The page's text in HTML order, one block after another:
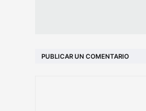
PUBLICAR UN COMENTARIO